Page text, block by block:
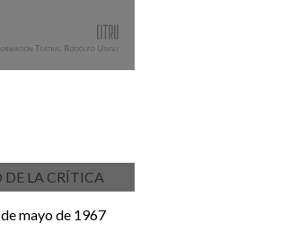
LA CRÍTICA
mayo de 1967